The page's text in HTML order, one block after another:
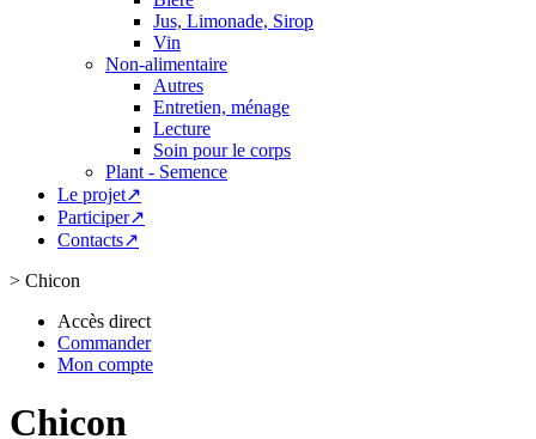
Jus, Limonade, Sirop
Vin
Non-alimentaire
Autres
Entretien, ménage
Lecture
Soin pour le corps
Plant - Semence
Le projet↗
Participer↗
Contacts↗
> Chicon
Accès direct
Commander
Mon compte
Chicon